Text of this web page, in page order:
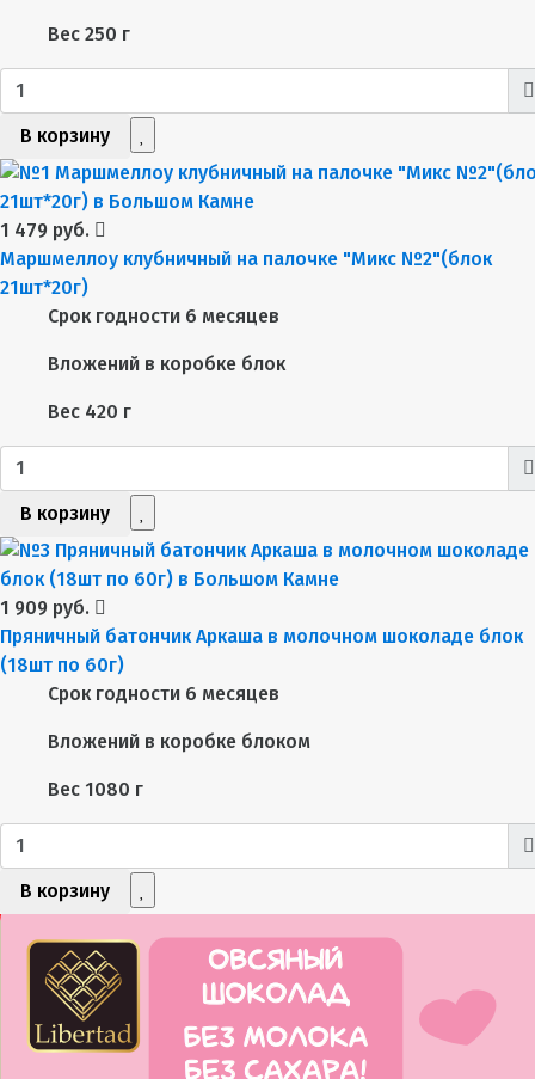
Вес 250 г
В корзину
1 479 руб.
Маршмеллоу клубничный на палочке "Микс №2"(блок
21шт*20г)
Срок годности 6 месяцев
Вложений в коробке блок
Вес 420 г
В корзину
1 909 руб.
Пряничный батончик Аркаша в молочном шоколаде блок
(18шт по 60г)
Срок годности 6 месяцев
Вложений в коробке блоком
Вес 1080 г
В корзину